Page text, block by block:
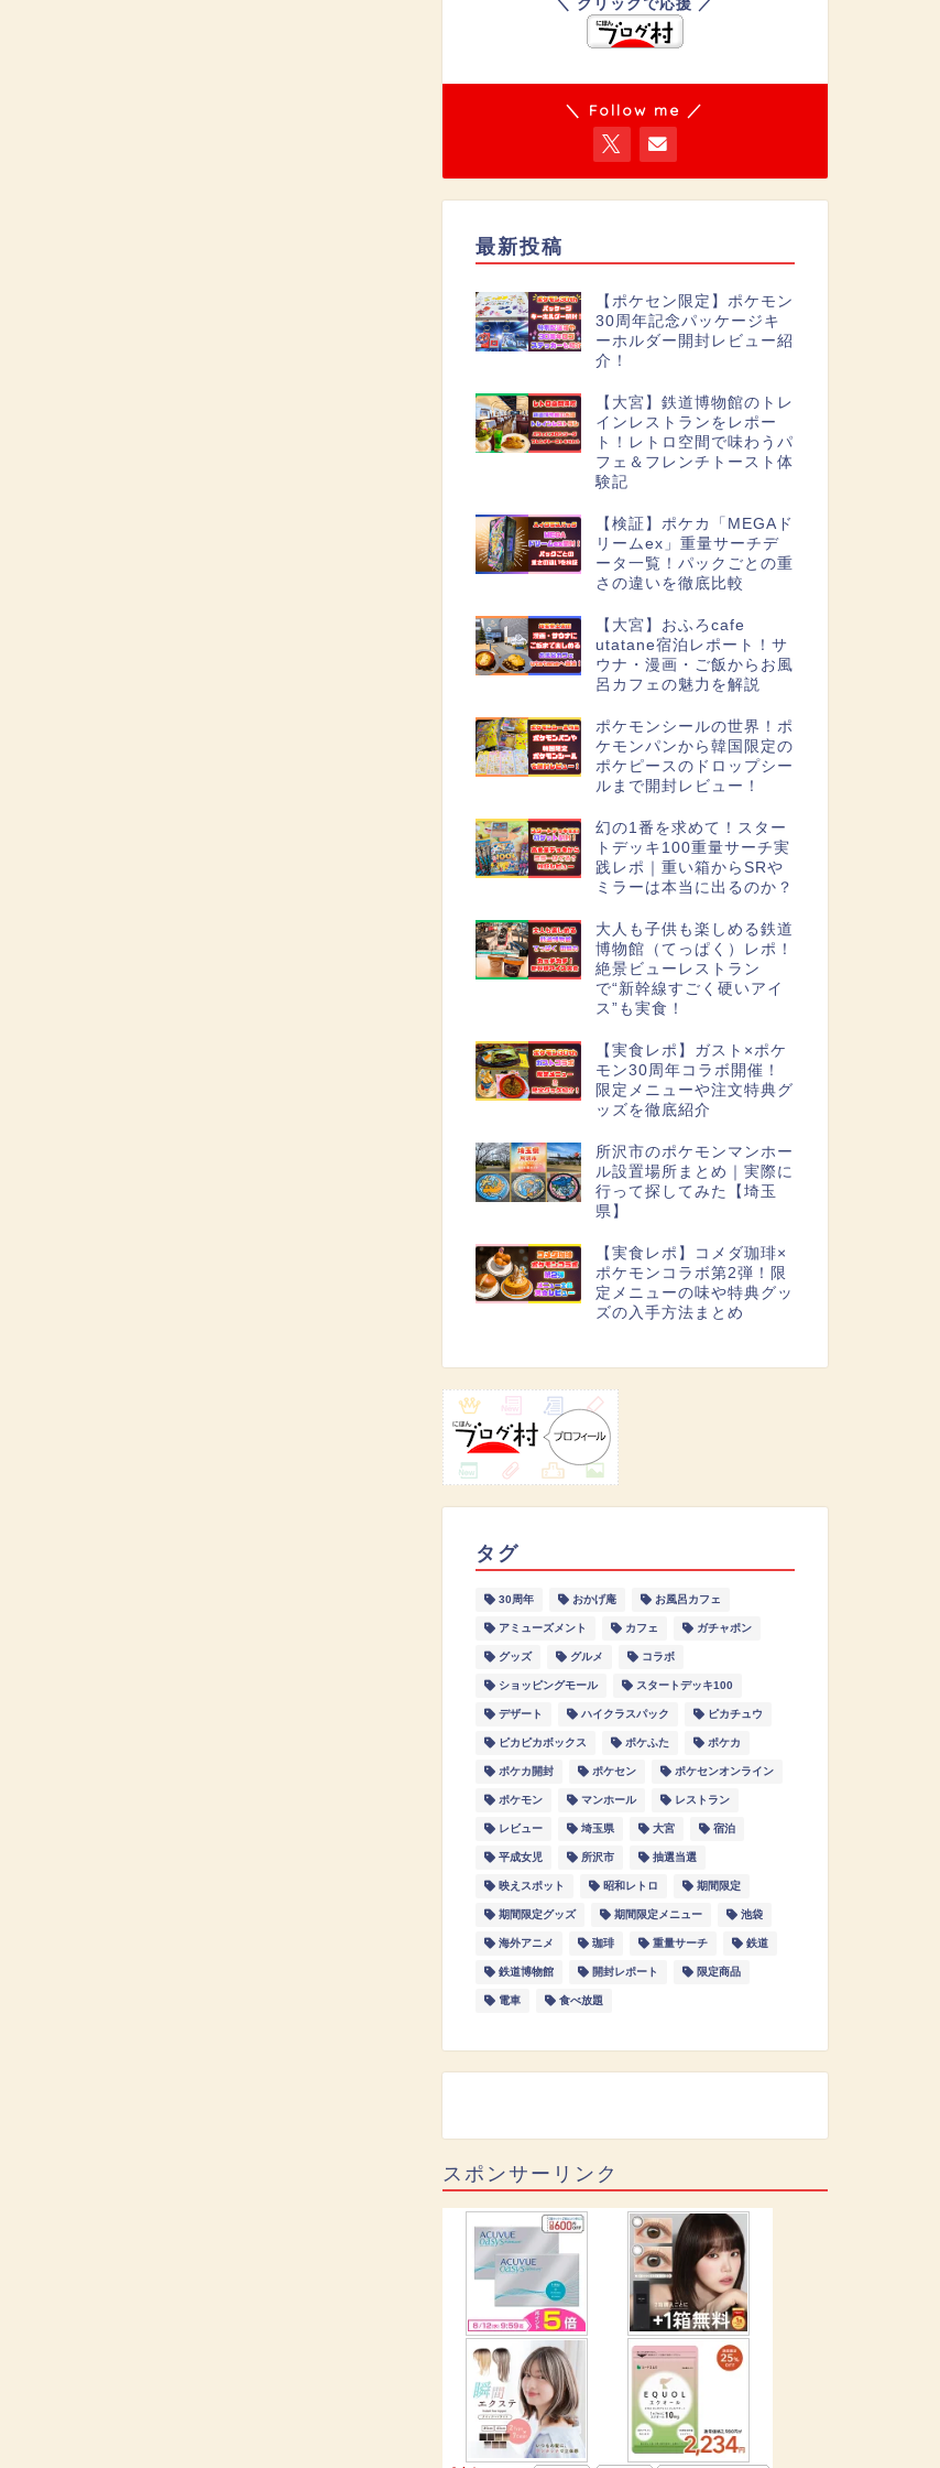
＼ クリックで応援 ／
＼ Follow me ／
最新投稿
【ポケセン限定】ポケモン
30周年記念パッケージキ
ーホルダー開封レビュー紹
介！
【大宮】鉄道博物館のトレ
インレストランをレポー
ト！レトロ空間で味わうパ
フェ＆フレンチトースト体
験記
【検証】ポケカ「MEGAド
リームex」重量サーチデ
ータ一覧！パックごとの重
さの違いを徹底比較
【大宮】おふろcafe
utatane宿泊レポート！サ
ウナ・漫画・ご飯からお風
呂カフェの魅力を解説
ポケモンシールの世界！ポ
ケモンパンから韓国限定の
ポケピースのドロップシー
ルまで開封レビュー！
幻の1番を求めて！スター
トデッキ100重量サーチ実
践レポ｜重い箱からSRや
ミラーは本当に出るのか？
大人も子供も楽しめる鉄道
博物館（てっぱく）レポ！
絶景ビューレストラン
で“新幹線すごく硬いアイ
ス”も実食！
【実食レポ】ガスト×ポケ
モン30周年コラボ開催！
限定メニューや注文特典グ
ッズを徹底紹介
所沢市のポケモンマンホー
ル設置場所まとめ｜実際に
行って探してみた【埼玉
県】
【実食レポ】コメダ珈琲×
ポケモンコラボ第2弾！限
定メニューの味や特典グッ
ズの入手方法まとめ
タグ
30周年 おかげ庵 お風呂カフェ
アミューズメント カフェ ガチャポン
グッズ グルメ コラボ
ショッピングモール スタートデッキ100
デザート ハイクラスパック ピカチュウ
ピカピカボックス ポケふた ポケカ
ポケカ開封 ポケセン ポケセンオンライン
ポケモン マンホール レストラン
レビュー 埼玉県 大宮 宿泊
平成女児 所沢市 抽選当選
映えスポット 昭和レトロ 期間限定
期間限定グッズ 期間限定メニュー 池袋
海外アニメ 珈琲 重量サーチ 鉄道
鉄道博物館 開封レポート 限定商品
電車 食べ放題
スポンサーリンク